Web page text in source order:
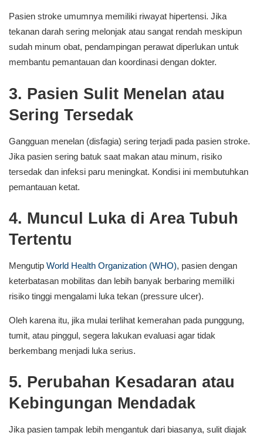
Pasien stroke umumnya memiliki riwayat hipertensi. Jika
tekanan darah sering melonjak atau sangat rendah meskipun
sudah minum obat, pendampingan perawat diperlukan untuk
membantu pemantauan dan koordinasi dengan dokter.
3. Pasien Sulit Menelan atau
Sering Tersedak
Gangguan menelan (disfagia) sering terjadi pada pasien stroke.
Jika pasien sering batuk saat makan atau minum, risiko
tersedak dan infeksi paru meningkat. Kondisi ini membutuhkan
pemantauan ketat.
4. Muncul Luka di Area Tubuh
Tertentu
Mengutip World Health Organization (WHO), pasien dengan
keterbatasan mobilitas dan lebih banyak berbaring memiliki
risiko tinggi mengalami luka tekan (pressure ulcer).
Oleh karena itu, jika mulai terlihat kemerahan pada punggung,
tumit, atau pinggul, segera lakukan evaluasi agar tidak
berkembang menjadi luka serius.
5. Perubahan Kesadaran atau
Kebingungan Mendadak
Jika pasien tampak lebih mengantuk dari biasanya, sulit diajak